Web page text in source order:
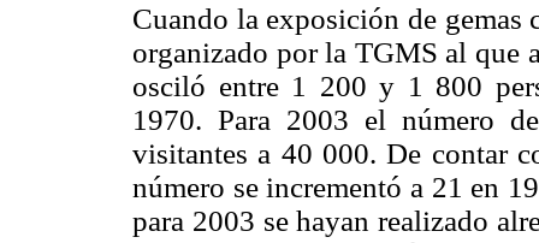
Cuando la exposición de gemas
organizado por la TGMS al que
osciló entre 1 200 y 1 800
1970. Para 2003 el número
visitantes a 40 000. De contar
número se incrementó a 21 en
para 2003 se hayan realizado